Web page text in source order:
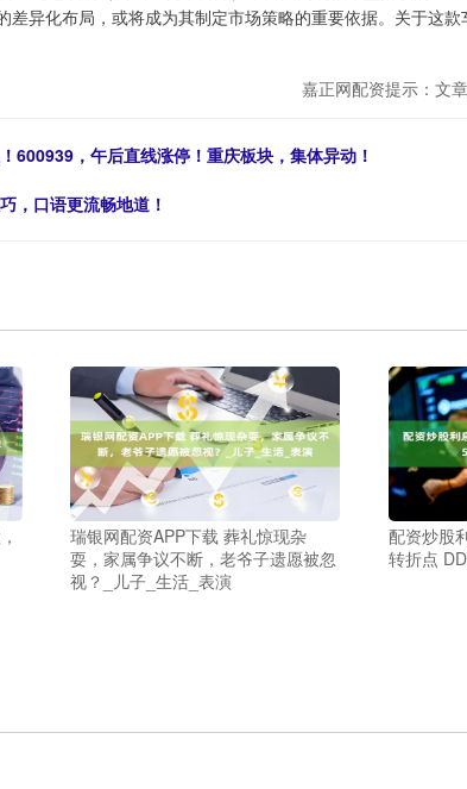
差异化布局，或将成为其制定市场策略的重要依据。关于这
嘉正网配资提示：文
600939，午后直线涨停！重庆板块，集体异动！
，口语更流畅地道！
瑞银网配资APP下载 葬礼惊现杂
耍，家属争议不断，老爷子遗愿被忽
视？_儿子_生活_表演
配资炒股
转折点